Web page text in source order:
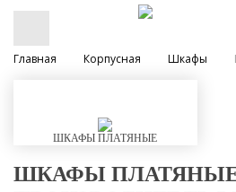
Главная Корпусная Шкафы
ШКАФЫ ПЛАТЯНЫЕ
ШКАФЫ